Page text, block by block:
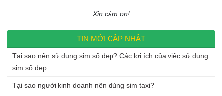
Xin cảm ơn!
TIN MỚI CẬP NHẬT
Tại sao nên sử dụng sim số đẹp? Các lợi ích của việc sử dụng
sim số đẹp
Tại sao người kinh doanh nên dùng sim taxi?